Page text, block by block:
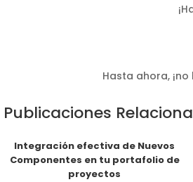
Hasta ahora,
Publicaciones
Integración efectiva de Nuevos
Componentes en tu portafolio de
proyectos